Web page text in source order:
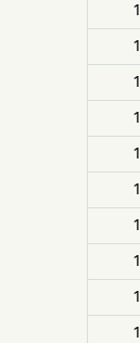
1
1
1
1
1
1
1
1
1
1